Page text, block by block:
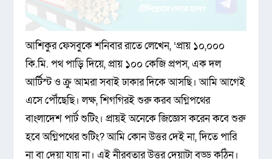
আশিকুর ফেসবুকে শনিবার রাতে লেখেন, ‌‘প্রায় ১০,০০০
কি.মি. পথ পাড়ি দিয়ে, প্রায় ১০০ কেজি প্রপস, এক দল
আর্টিস্ট ও ক্রু আমরা সবাই ঢাকার দিকে আসছি। আমি আগেই
এসে পৌঁছেছি। লক্ষ, শিগগিরই শুরু করব অগ্নিপথের
বাংলাদেশ পার্ট শুটিং। প্রায়ই অনেকে জিজ্ঞেস করেন কবে শুরু
হবে অগ্নিপথের শুটিং? আমি কোন উত্তর দেই না, দিতে পারি
না বা দেয়া যায় না। এই নীরবতার উত্তর দেয়াটা বড্ড কঠিন।